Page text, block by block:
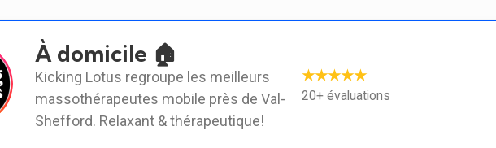
À domicile 🏠
Kicking Lotus regroupe les meilleurs
massothérapeutes mobile près de Val-
Shefford. Relaxant & thérapeutique!
★★★★★
20+ évaluations